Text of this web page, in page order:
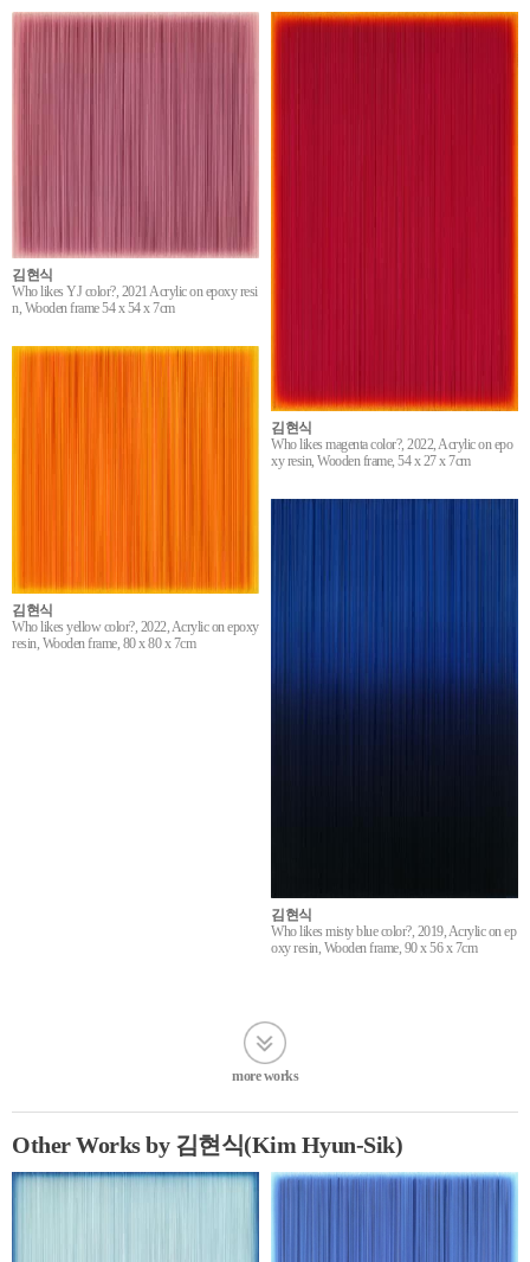
김현식
Who likes YJ color?, 2021 Acrylic on epoxy resi
n, Wooden frame 54 x 54 x 7cm
김현식
Who likes magenta color?, 2022, Acrylic on epo
xy resin, Wooden frame, 54 x 27 x 7cm
김현식
Who likes yellow color?, 2022, Acrylic on epoxy
resin, Wooden frame, 80 x 80 x 7cm
김현식
Who likes misty blue color?, 2019, Acrylic on ep
oxy resin, Wooden frame, 90 x 56 x 7cm
more works
Other Works by 김현식(Kim Hyun-Sik)